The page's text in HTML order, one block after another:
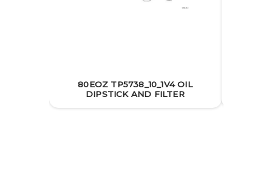
80EOZ TP5738_10_1V4 OIL
DIPSTICK AND FILTER